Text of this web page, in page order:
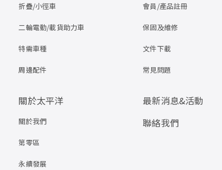
折疊/小徑車
二輪電動/載貨助力車
特需車種
周邊配件
會員/產品註冊
保固及維修
文件下載
常見問題
關於太平洋
關於我們
第零區
永續發展
最新消息&活動
聯絡我們